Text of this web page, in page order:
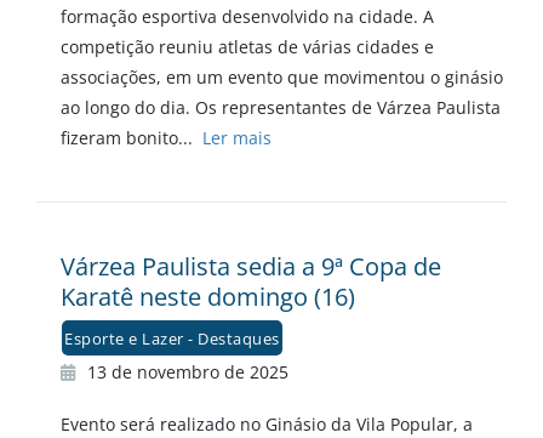
formação esportiva desenvolvido na cidade. A
competição reuniu atletas de várias cidades e
associações, em um evento que movimentou o ginásio
ao longo do dia. Os representantes de Várzea Paulista
fizeram bonito... Ler mais
Várzea Paulista sedia a 9ª Copa de
Karatê neste domingo (16)
Esporte e Lazer - Destaques
13 de novembro de 2025
Evento será realizado no Ginásio da Vila Popular, a